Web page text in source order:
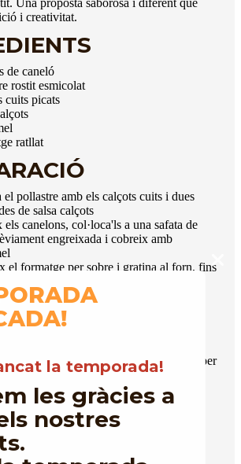
la temporada!
les gràcies a
nostres
Una proposta saborosa i diferent que
i creativitat.
de caneló
rostit esmicolat
cuits picats
ratllat
el pollastre amb els calçots cuits i dues
de salsa calçots
els canelons, col·loca'ls a una safata de
engreixada i cobreix amb
el formatge per sobre i gratina al forn, fins
amb una cullerada de salsa calçots per
a potenciar el gust
dies tan especialsa la nostra web
o per
608652521 i 608239114.
molt bones festes i un Nadal ple de
companyia.